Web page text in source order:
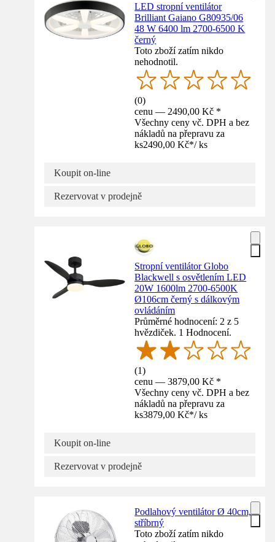
LED stropní ventilátor
Brilliant Gaiano G80935/06
48 W 6400 lm 2700-6500 K
černý
Toto zboží zatím nikdo
nehodnotil.
(0)
cenu — 2490,00 Kč *
Všechny ceny vč. DPH a bez
nákladů na přepravu za
ks2490,00 Kč*/ ks
Koupit on-line
Rezervovat v prodejně
Stropní ventilátor Globo
Blackwell s osvětlením LED
20W 1600lm 2700-6500K
Ø106cm černý s dálkovým
ovládáním
Průměrné hodnocení: 2 z 5
hvězdiček. 1 Hodnocení.
(1)
cenu — 3879,00 Kč *
Všechny ceny vč. DPH a bez
nákladů na přepravu za
ks3879,00 Kč*/ ks
Koupit on-line
Rezervovat v prodejně
Podlahový ventilátor Ø 40cm,
stříbrný
Toto zboží zatím nikdo